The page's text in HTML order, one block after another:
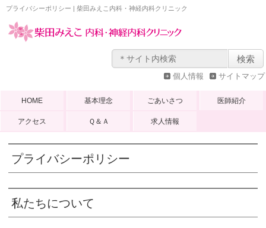
プライバシーポリシー | 柴田みえこ内科・神経内科クリニック
サイトマップ
個人情報
HOME 基本理念 ごあいさつ 医師紹介
アクセス Ｑ＆Ａ 求人情報
プライバシーポリシー
私たちについて